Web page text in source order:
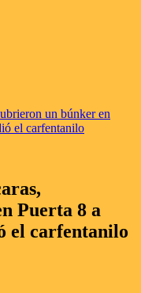
un búnker en
el carfentanilo
Puerta 8 a
el carfentanilo